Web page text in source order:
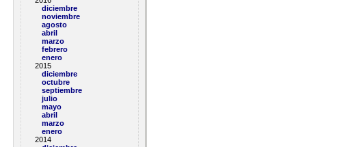
diciembre
noviembre
agosto
abril
marzo
febrero
enero
2015
diciembre
octubre
septiembre
julio
mayo
abril
marzo
enero
2014